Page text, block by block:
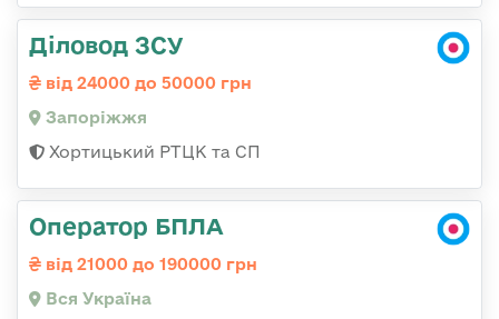
Діловод ЗСУ
від 24000 до 50000 грн
Запоріжжя
Хортицький РТЦК та СП
Оператор БПЛА
від 21000 до 190000 грн
Вся Україна